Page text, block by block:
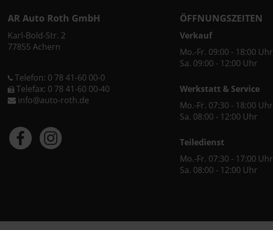
AR Auto Roth GmbH
Karl-Bold-Str. 2
77855 Achern
Telefon: 0 78 41-60 00-0
Telefax: 0 78 41-60 00-40
info@auto-roth.de
ÖFFNUNGSZEITEN
Verkauf
Mo.-Fr. 09:00 - 18:00 Uhr
Sa. 09:00 - 12:00 Uhr
Werkstatt & Service
Mo.-Fr. 07:30 - 18:00 Uhr
Sa. 08:00 - 12:00 Uhr
Teiledienst
Mo.-Fr. 07:30 - 17:00 Uhr
Sa. 08:00 - 12:00 Uhr